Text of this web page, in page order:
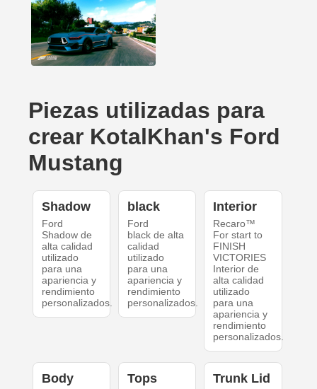
Piezas utilizadas para
crear KotalKhan's Ford
Mustang
Shadow
Ford
Shadow de
alta calidad
utilizado
para una
apariencia y
rendimiento
personalizados.
black
Ford
black de alta
calidad
utilizado
para una
apariencia y
rendimiento
personalizados.
Interior
Recaro™
For start to
FINISH
VICTORIES
Interior de
alta calidad
utilizado
para una
apariencia y
rendimiento
personalizados.
Body Tops Trunk Lid